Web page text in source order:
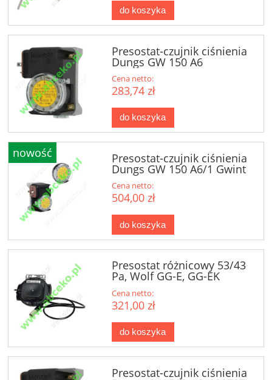
do koszyka
Presostat-czujnik ciśnienia
Dungs GW 150 A6
Cena netto:
283,74 zł
do koszyka
Presostat-czujnik ciśnienia
Dungs GW 150 A6/1 Gwint
3/8"
Cena netto:
504,00 zł
do koszyka
nowość
Presostat różnicowy 53/43
Pa, Wolf GG-E, GG-EK
Cena netto:
321,00 zł
do koszyka
Presostat-czujnik ciśnienia